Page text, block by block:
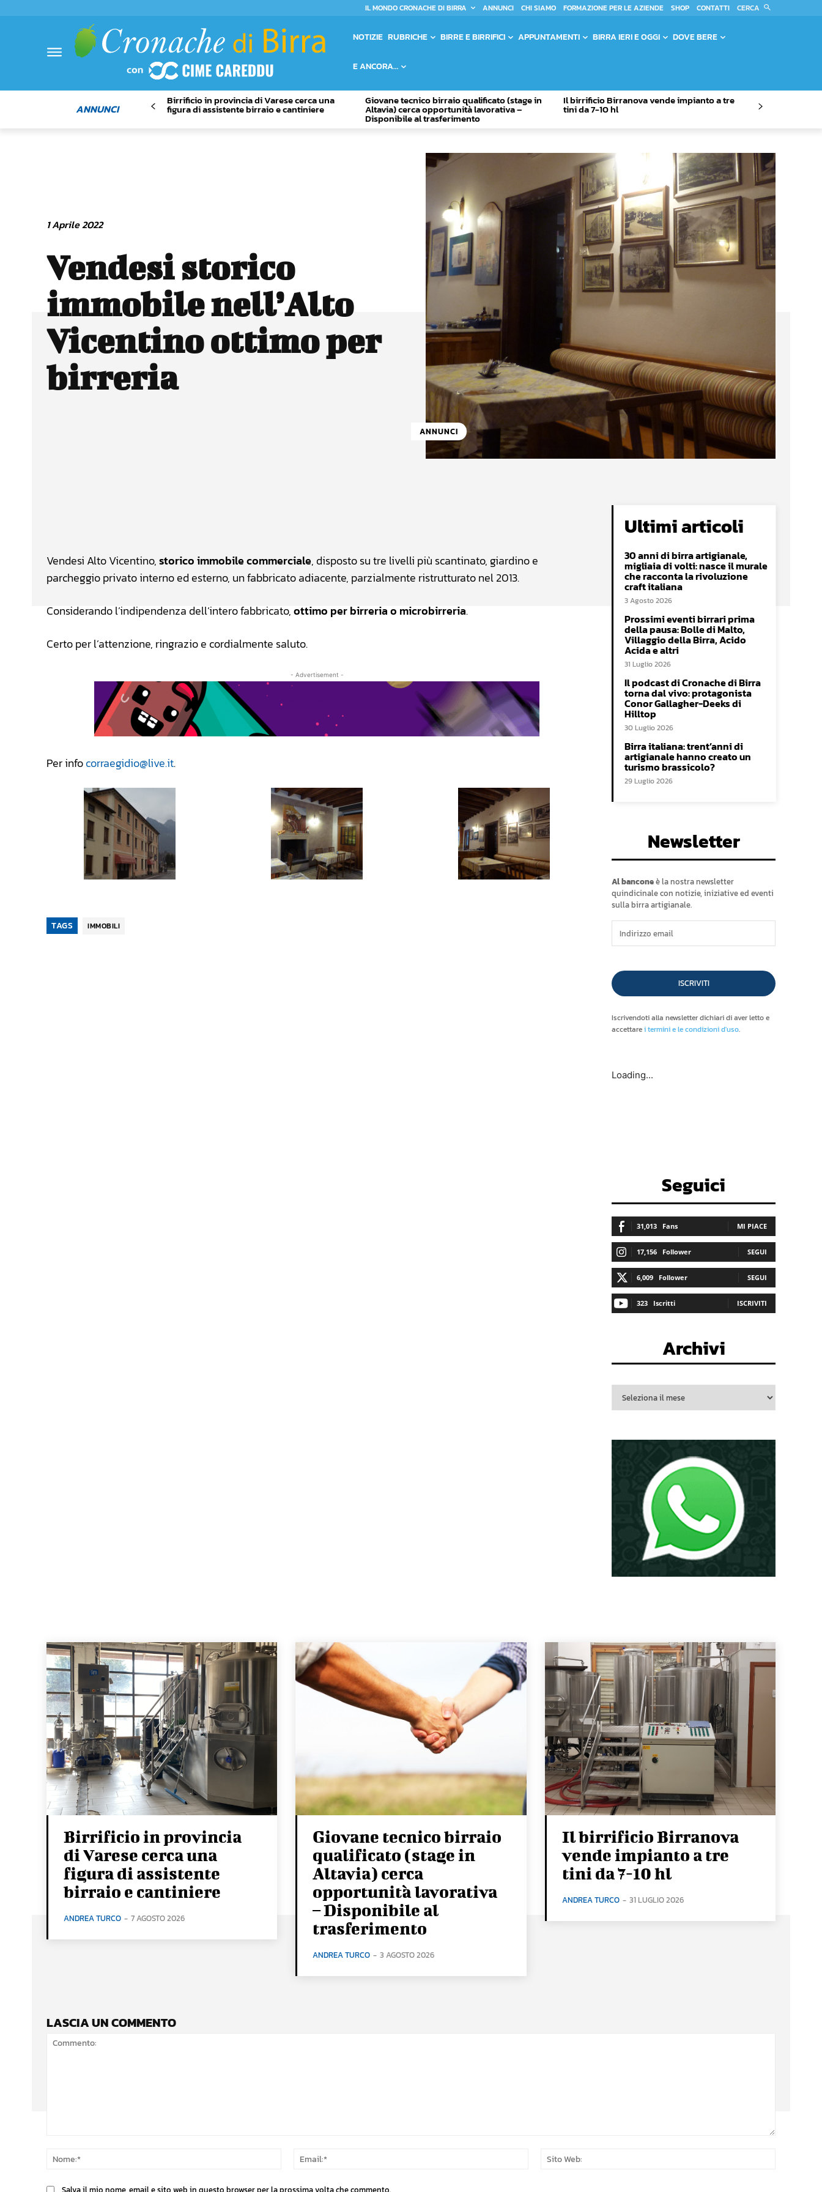
IL MONDO CRONACHE DI BIRRA ANNUNCI CHI SIAMO FORMAZIONE PER LE AZIENDE SHOP CONTATTI CERCA
NOTIZIE RUBRICHE BIRRE E BIRRIFICI APPUNTAMENTI BIRRA IERI E OGGI DOVE BERE
E ANCORA…
ANNUNCI
Birrificio in provincia di Varese cerca una
figura di assistente birraio e cantiniere
Giovane tecnico birraio qualificato (stage in
Altavia) cerca opportunità lavorativa –
Disponibile al trasferimento
Il birrificio Birranova vende impianto a tre
tini da 7-10 hl
1 Aprile 2022
Vendesi storico
immobile nell’Alto
Vicentino ottimo per
birreria
ANNUNCI
Vendesi Alto Vicentino,storico immobile commerciale, disposto su tre livelli più scantinato, giardino e
parcheggio privato interno ed esterno, un fabbricato adiacente, parzialmente ristrutturato nel 2013.
Considerando l’indipendenza dell’intero fabbricato,ottimo per birreria o microbirreria.
Certo per l’attenzione, ringrazio e cordialmente saluto.
- Advertisement -
Per infocorraegidio@live.it.
TAGS IMMOBILI
Ultimi articoli
30 anni di birra artigianale,
migliaia di volti: nasce il murale
che racconta la rivoluzione
craft italiana
3 Agosto 2026
Prossimi eventi birrari prima
della pausa: Bolle di Malto,
Villaggio della Birra, Acido
Acida e altri
31 Luglio 2026
Il podcast di Cronache di Birra
torna dal vivo: protagonista
Conor Gallagher-Deeks di
Hilltop
30 Luglio 2026
Birra italiana: trent’anni di
artigianale hanno creato un
turismo brassicolo?
29 Luglio 2026
Newsletter
Al banconeè la nostra newsletter
quindicinale con notizie, iniziative ed eventi
sulla birra artigianale.
ISCRIVITI
Iscrivendoti alla newsletter dichiari di aver letto e
accettarei termini e le condizioni d'uso.
Loading...
Seguici
31,013 Fans MI PIACE
17,156 Follower SEGUI
6,009 Follower SEGUI
323 Iscritti ISCRIVITI
Archivi
Birrificio in provincia
di Varese cerca una
figura di assistente
birraio e cantiniere
ANDREA TURCO - 7 AGOSTO 2026
Giovane tecnico birraio
qualificato (stage in
Altavia) cerca
opportunità lavorativa
– Disponibile al
trasferimento
ANDREA TURCO - 3 AGOSTO 2026
Il birrificio Birranova
vende impianto a tre
tini da 7-10 hl
ANDREA TURCO - 31 LUGLIO 2026
LASCIA UN COMMENTO
Nome:*
Email:*